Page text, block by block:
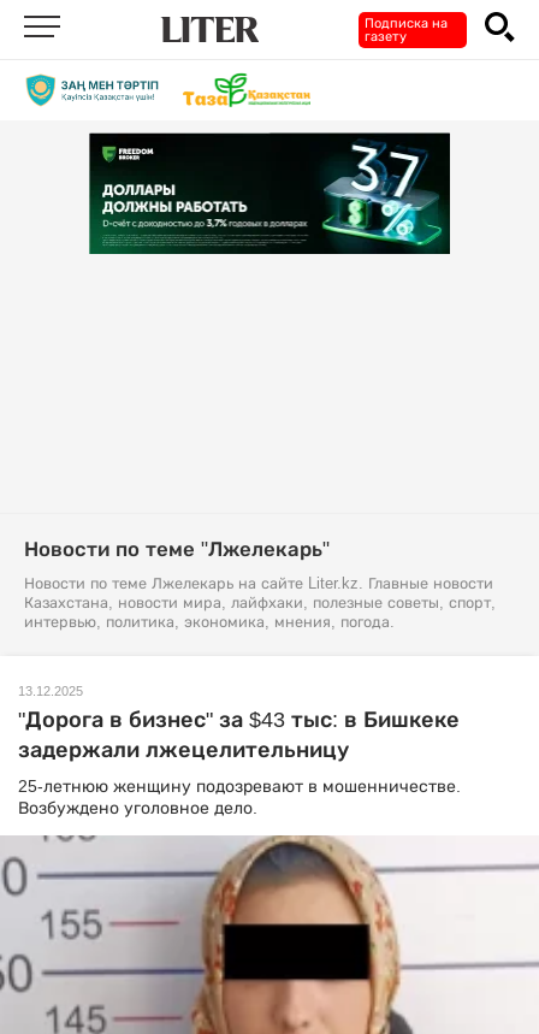
Подписка на
газету
Новости по теме "Лжелекарь"
Новости по теме Лжелекарь на сайте Liter.kz. Главные новости
Казахстана, новости мира, лайфхаки, полезные советы, спорт,
интервью, политика, экономика, мнения, погода.
13.12.2025
"Дорога в бизнес" за $43 тыс: в Бишкеке
задержали лжецелительницу
25-летнюю женщину подозревают в мошенничестве.
Возбуждено уголовное дело.